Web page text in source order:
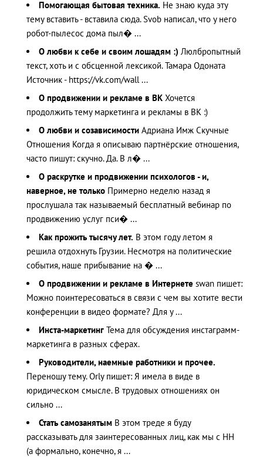
Помогающая бытовая техника. Не знаю куда эту
тему вставить - вставила сюда. Svob написал, что у него
робот-пылесос дома пыл� ...
О любви к себе и своим лошадям :) Люлбропытный
текст, хоть и с обсценной лексикой. Тамара Одоната
Источник - https://vk.com/wall ...
О продвижении и рекламе в ВК Хочется
продолжить тему маркетинга и рекламы в ВК :)
О любви и созависимости Адриана Имж Скучные
Отношения Когда я описываю партнёрские отношения,
часто пишут: скучно. Да. В л� ...
О раскрутке и продвижении психологов - и,
наверное, не только Примерно неделю назад я
прослушала так называемый бесплатный вебинар по
продвижению услуг пси� ...
Как прожить тысячу лет. В этом году летом я
решила отдохнуть Грузии. Несмотря на политические
события, наше прибывание на � ...
О продвижении и рекламе в Интернете swan пишет:
Можно поинтересоваться в связи с чем вы хотите вести
конференции в видео формате? Для у ...
Инста-маркетинг Тема для обсуждения инстаграмм-
маркетинга в разных сферах.
Руководители, наемные работники и прочее.
Переношу тему. Orly пишет: Я имела в виде в
юридическом смысле. В трудовых отношениях он
сильно ...
Стать самозанятым В этом треде я буду
рассказывать для заинтересованных лиц, как мы с НН
(а формально, конечно, я ...